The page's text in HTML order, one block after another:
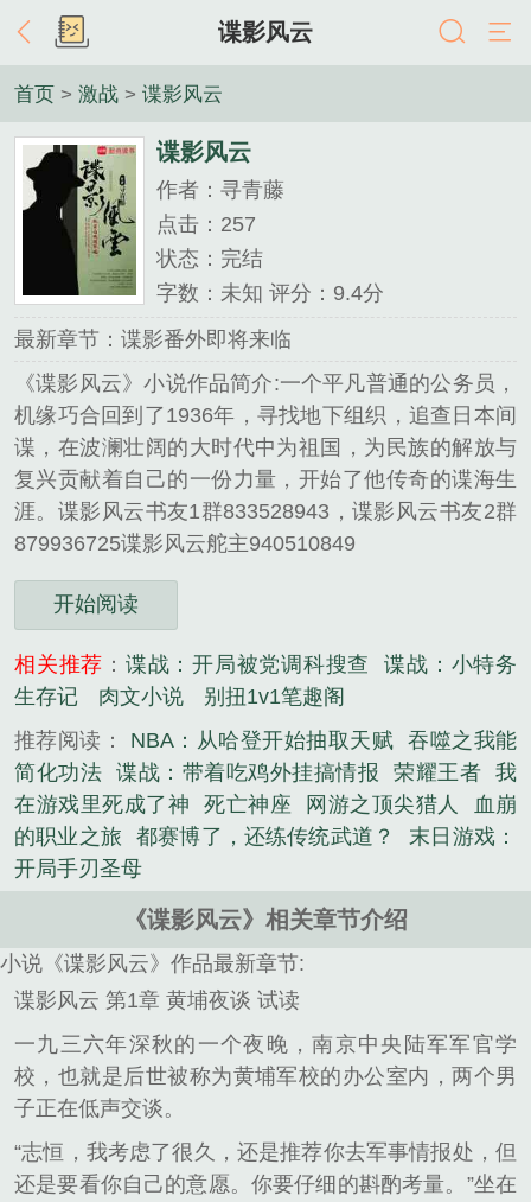
谍影风云
首页 > 激战 > 谍影风云
谍影风云
作者：寻青藤
点击：257
状态：完结
字数：未知 评分：9.4分
最新章节：谍影番外即将来临
《谍影风云》小说作品简介:一个平凡普通的公务员，
机缘巧合回到了1936年，寻找地下组织，追查日本间
谍，在波澜壮阔的大时代中为祖国，为民族的解放与
复兴贡献着自己的一份力量，开始了他传奇的谍海生
涯。谍影风云书友1群833528943，谍影风云书友2群
879936725谍影风云舵主940510849
开始阅读
相关推荐 ： 谍战：开局被党调科搜查
谍战：小特务
生存记
肉文小说
别扭1v1笔趣阁
推荐阅读： NBA：从哈登开始抽取天赋
吞噬之我能
简化功法 谍战：带着吃鸡外挂搞情报 荣耀王者 我
在游戏里死成了神
死亡神座 网游之顶尖猎人
血崩
的职业之旅
都赛博了，还练传统武道？
末日游戏：
开局手刃圣母
《谍影风云》相关章节介绍
小说《谍影风云》作品最新章节:
谍影风云 第1章 黄埔夜谈 试读
一九三六年深秋的一个夜晚，南京中央陆军军官学
校，也就是后世被称为黄埔军校的办公室内，两个男
子正在低声交谈。
“志恒，我考虑了很久，还是推荐你去军事情报处，但
还是要看你自己的意愿。你要仔细的斟酌考量。”坐在